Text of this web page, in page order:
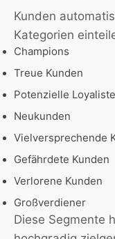
Kunden
Kategorien
Champions
Treue Kunden
Potenzielle
Neukunden
Vielversprechende
Gefährdete Kunden
Verlorene Kunden
Großverdiener
Diese Segmente